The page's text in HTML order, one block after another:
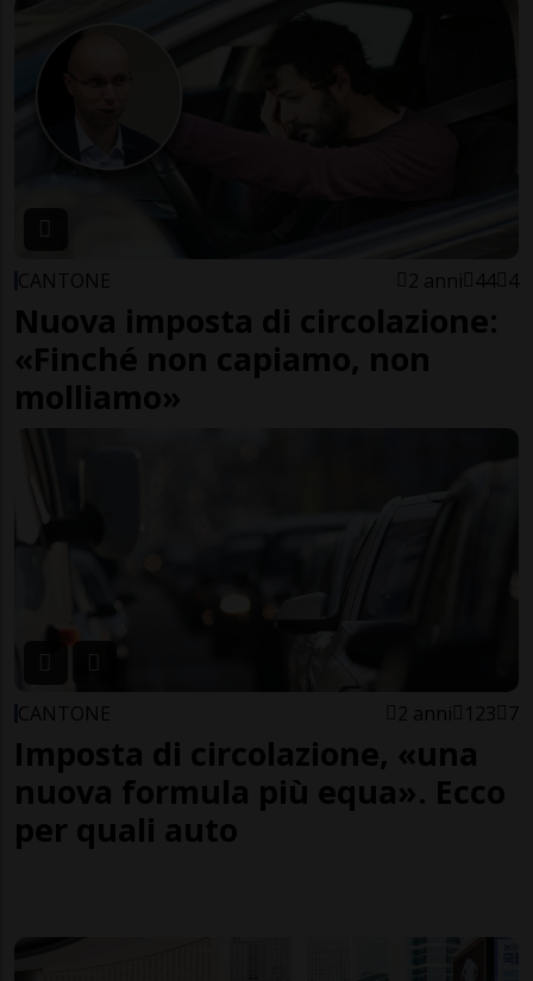
CANTONE 2 anni 44 4
Nuova imposta di circolazione:
«Finché non capiamo, non
molliamo»
CANTONE 2 anni 123 7
Imposta di circolazione, «una
nuova formula più equa». Ecco
per quali auto